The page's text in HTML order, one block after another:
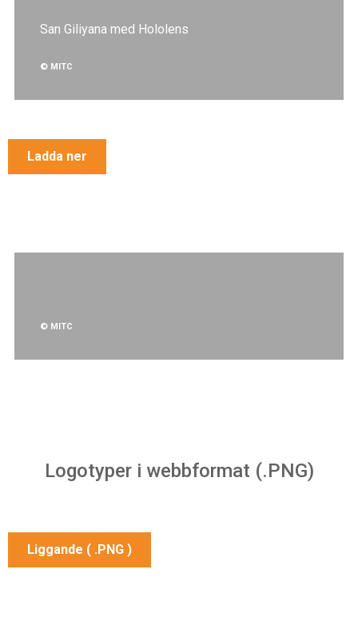
San Giliyana med Hololens
© MITC
Ladda ner
© MITC
Logotyper i webbformat (.PNG)
Liggande ( .PNG )